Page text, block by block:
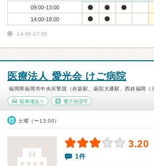
09:00-13:00
14:00-18:00
14:00-17:00
医療法人 愛光会 けご病院
福岡県福岡市中央区警固（赤坂駅、薬院大通駅、西鉄福岡（
駐車場あり 電子決済可
土曜（〜13:00）
3.20
1件